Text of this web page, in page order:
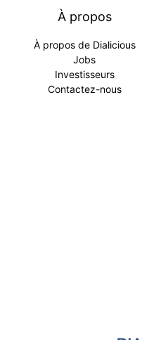
À propos
À propos de Dialicious
Jobs
Investisseurs
Contactez-nous